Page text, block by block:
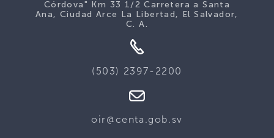
Córdova" Km 33 1/2 Carretera a Santa
Ana, Ciudad Arce La Libertad, El Salvador,
C. A.
(503) 2397-2200
oir@centa.gob.sv